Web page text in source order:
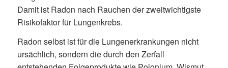
Damit ist Radon nach Rauchen der zweitwichtigste
Risikofaktor für Lungenkrebs.
Radon selbst ist für die Lungenerkrankungen nicht
ursächlich, sondern die durch den Zerfall